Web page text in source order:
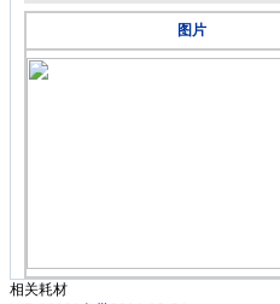
图片
相关耗材